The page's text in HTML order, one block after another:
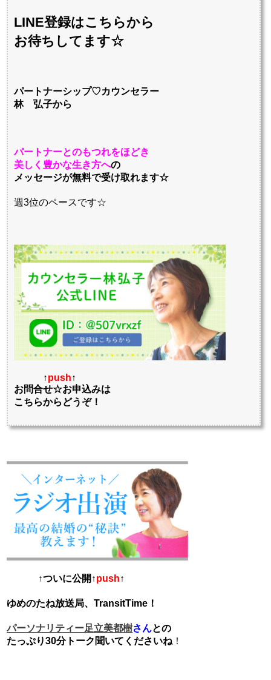
LINE登録はこちらから
お待ちしてます☆
パートナーシップ♡カウンセラー
林 弘子から
パートナーとのもつれをほどき
美しく豊かな生き方への
メッセージが無料で受け取れます☆
週3位のペースです☆
↑push↑
お問合せ☆お申込みは
こちらからどうぞ！
↑ついに公開↑push↑
ゆめのたね放送局、TransitTime！
パーソナリティー足立美都樹さんとの
たっぷり30分トーク聞いてくださいね！